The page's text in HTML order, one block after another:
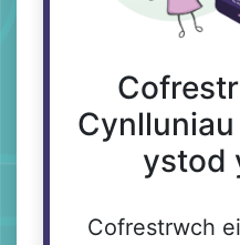
ystod
Cofrestrwch